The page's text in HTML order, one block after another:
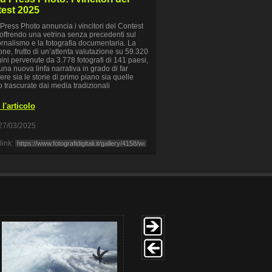
2025
Photo annuncia i vincitori del Contest
una vetrina senza precedenti sul
e la fotografia documentaria. La
frutto di un’attenta valutazione su 59.320
pervenute da 3.778 fotografi di 141 paesi,
nuova linfa narrativa in grado di far
sia le storie di primo piano sia quelle
trascurate dai media tradizionali
l'articolo
03/2025